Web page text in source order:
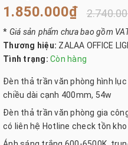
1.850.000₫
* Giá sản phẩm chưa bao gồm
Thương hiệu: ZALAA OFFICE
Tình trạng: Còn hàng
Đèn thả trần văn phòng hình
chiều dài cạnh 400mm, 54w
Đèn thả trần văn phòng gia
có liên hệ Hotline check tồn